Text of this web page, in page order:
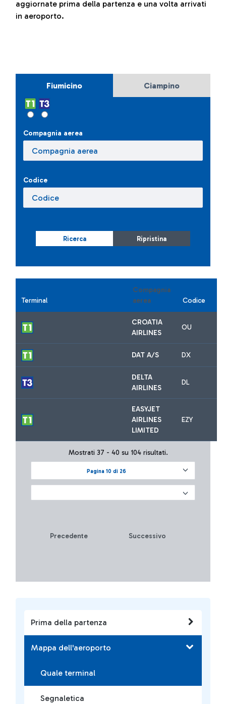
Prima della partenza
Mappa dell'aeroporto
Quale terminal
Segnaletica
aggiornate prima della partenza e una volta arrivati
in aeroporto.
Fiumicino Ciampino
Compagnia aerea
Codice
Ricerca Ripristina
Terminal
Compagnia
aerea
Codice
CROATIA
AIRLINES
OU
DAT A/S DX
DELTA
AIRLINES
DL
EASYJET
AIRLINES
LIMITED
EZY
Pagina 10 di 26
Mostrati 37 - 40 su 104 risultati.
Precedente Successivo